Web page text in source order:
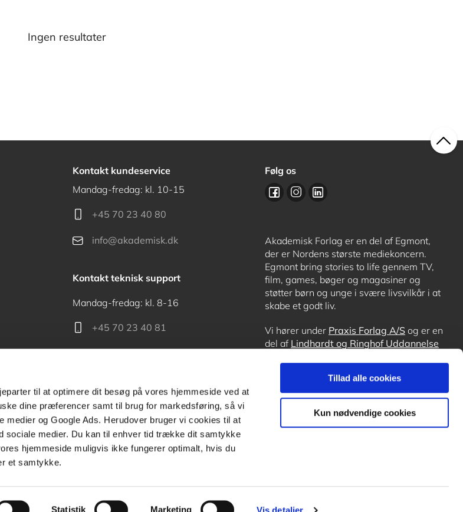
til at optimere dit besøg på vores hjemmeside ved at
dine præferencer samt til brug for markedsføring, så vi
medier og Google Ads. Herudover bruger vi cookies til at
sociale medier. Du kan til enhver tid trække dit samtykke
hjemmeside muligvis ikke fungerer optimalt, hvis du
et samtykke.
Statistik Marketing Vis detaljer
Tillad alle cookies
Kun nødvendige cookies
Ingen resultater
Kontakt kundeservice
Mandag-fredag: kl. 10-15
+45 70 23 40 80
info@akademisk.dk
Kontakt teknisk support
Mandag-fredag: kl. 8-16
+45 70 23 40 81
Kontakt receptionen
+45 70 24 00 00
Følg os
Akademisk Forlag er en del af Egmont,
der er Nordens største mediekoncern.
Egmont bring stories to life gennem TV,
film, games, bøger og magasiner og
støtter børn og unge i svære livsvilkår i at
skabe et godt liv.
Vi hører under Praxis Forlag A/S og er en
del af Lindhardt og Ringhof Uddannelse
OrdblindetræningogForstå.dk.